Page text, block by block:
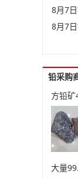
8月7
8月7
铅采购
方铅矿
大量